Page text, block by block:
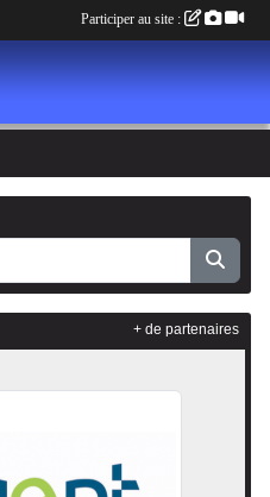
+ de partenaires
Participer au site :